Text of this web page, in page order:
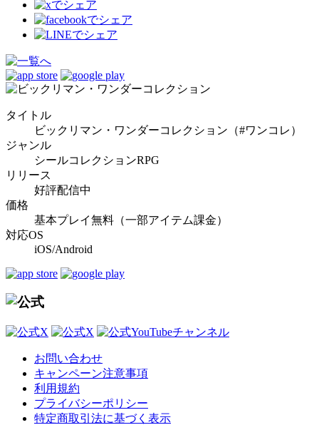
タイトル
ビックリマン・ワンダーコレクション（#ワンコレ）
ジャンル
シールコレクションRPG
リリース
好評配信中
価格
基本プレイ無料（一部アイテム課金）
対応OS
iOS/Android
お問い合わせ
キャンペーン注意事項
利用規約
プライバシーポリシー
特定商取引法に基づく表示